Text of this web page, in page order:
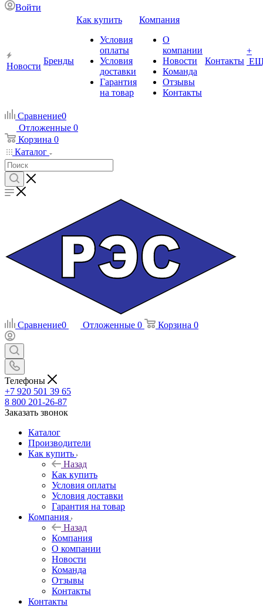
Войти
Новости
Бренды
Как купить
Условия
оплаты
Условия
доставки
Гарантия
на товар
Компания
О
компании
Новости
Команда
Отзывы
Контакты
Контакты
+
Сравнение0
Отложенные 0
Корзина 0
Каталог
Сравнение0 Отложенные 0 Корзина 0
Телефоны
+7 920 501 39 65
8 800 201-26-87
Заказать звонок
Каталог
Производители
Как купить
Назад
Как купить
Условия оплаты
Условия доставки
Гарантия на товар
Компания
Назад
Компания
О компании
Новости
Команда
Отзывы
Контакты
Контакты